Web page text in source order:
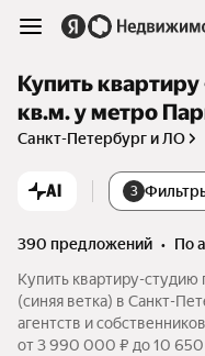
Купить
кв.м. у метро
Санкт-Петербург и ЛО
AI 3
390 предложений •
по
Купить квартиру-
(синяя ветка) в Санкт-
агентств и
от 3 990 000 ₽ до 10